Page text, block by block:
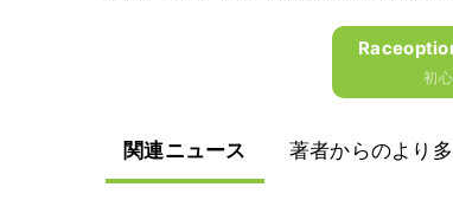
初
関連ニュース 著者からのより多